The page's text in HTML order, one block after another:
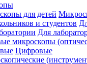
Для
Цифровые